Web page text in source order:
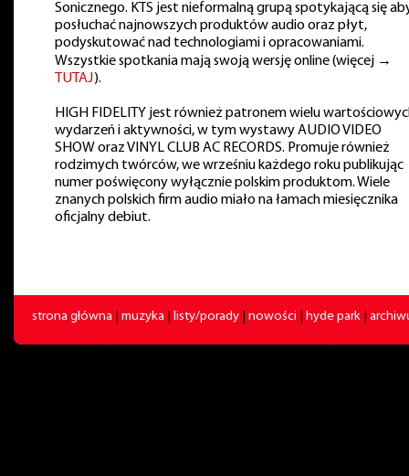
Sonicznego. KTS jest nieformalną grupą spotykającą się
posłuchać najnowszych produktów audio oraz płyt,
podyskutować nad technologiami i opracowaniami.
Wszystkie spotkania mają swoją wersję online (więcej →
TUTAJ).
HIGH FIDELITY jest również patronem wielu
wydarzeń i aktywności, w tym wystawy AUDIO VIDEO
SHOW oraz VINYL CLUB AC RECORDS. Promuje również
rodzimych twórców, we wrześniu każdego roku publikując
numer poświęcony wyłącznie polskim produktom. Wiele
znanych polskich firm audio miało na łamach miesięcznika
oficjalny debiut.
strona główna muzyka listy/porady nowości hyde park